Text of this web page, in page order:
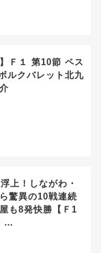
Ｆ１ 第10節 ペス
ルクバレット北九
上！しながわ・
驚異の10戦連続
も8発快勝【Ｆ1
…